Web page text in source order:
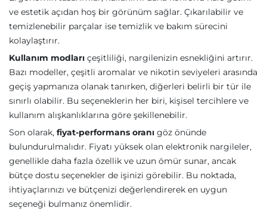
ve estetik açıdan hoş bir görünüm sağlar. Çıkarılabilir ve
temizlenebilir parçalar ise temizlik ve bakım sürecini
kolaylaştırır.
Kullanım modları çeşitliliği, nargilenizin esnekliğini artırır.
Bazı modeller, çeşitli aromalar ve nikotin seviyeleri arasında
geçiş yapmanıza olanak tanırken, diğerleri belirli bir tür ile
sınırlı olabilir. Bu seçeneklerin her biri, kişisel tercihlere ve
kullanım alışkanlıklarına göre şekillenebilir.
Son olarak, fiyat-performans oranı göz önünde
bulundurulmalıdır. Fiyatı yüksek olan elektronik nargileler,
genellikle daha fazla özellik ve uzun ömür sunar, ancak
bütçe dostu seçenekler de işinizi görebilir. Bu noktada,
ihtiyaçlarınızı ve bütçenizi değerlendirerek en uygun
seçeneği bulmanız önemlidir.